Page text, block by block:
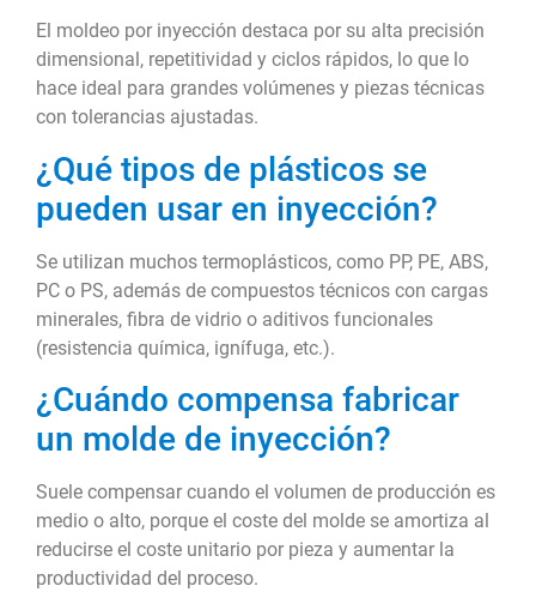
El moldeo por inyección destaca por su alta precisión
dimensional, repetitividad y ciclos rápidos, lo que lo
hace ideal para grandes volúmenes y piezas técnicas
con tolerancias ajustadas.
¿Qué tipos de plásticos se
pueden usar en inyección?
Se utilizan muchos termoplásticos, como PP, PE, ABS,
PC o PS, además de compuestos técnicos con cargas
minerales, fibra de vidrio o aditivos funcionales
(resistencia química, ignífuga, etc.).
¿Cuándo compensa fabricar
un molde de inyección?
Suele compensar cuando el volumen de producción es
medio o alto, porque el coste del molde se amortiza al
reducirse el coste unitario por pieza y aumentar la
productividad del proceso.